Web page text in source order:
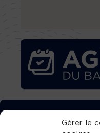
Gérer le